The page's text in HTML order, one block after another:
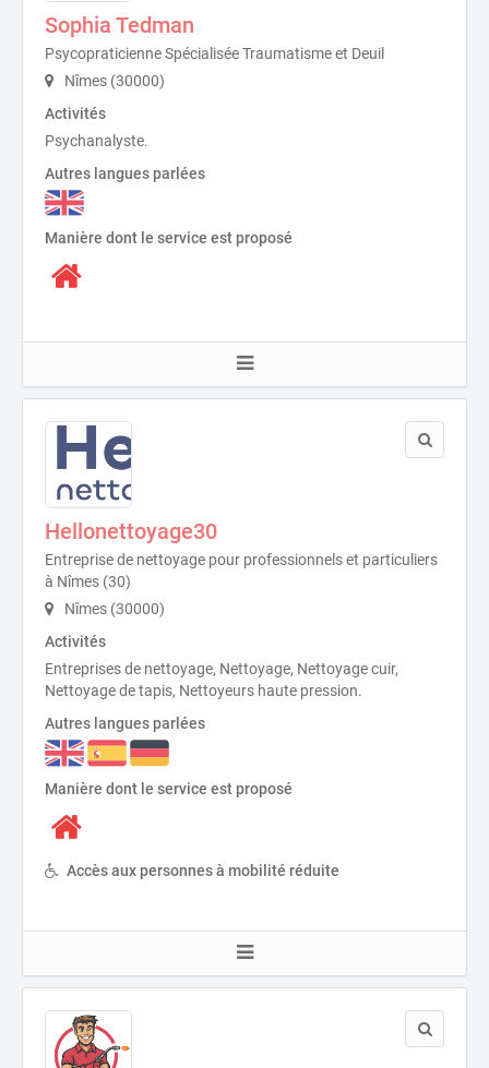
Sophia Tedman
Psycopraticienne Spécialisée Traumatisme et Deuil
Nîmes (30000)
Activités
Psychanalyste.
Autres langues parlées
Manière dont le service est proposé
Hellonettoyage30
Entreprise de nettoyage pour professionnels et particuliers
à Nîmes (30)
Nîmes (30000)
Activités
Entreprises de nettoyage, Nettoyage, Nettoyage cuir,
Nettoyage de tapis, Nettoyeurs haute pression.
Autres langues parlées
Manière dont le service est proposé
Accès aux personnes à mobilité réduite